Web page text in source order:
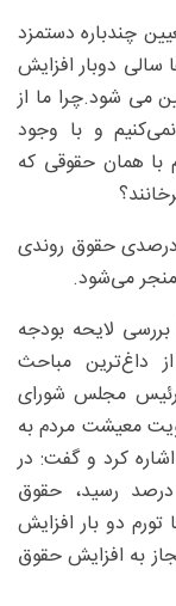
چندباره دستمزد
دوبار افزایش
می شود.چرا ما از
و با وجود
با همان حقوقی که
در شرایط تورم ۵۰ تا ۶۰ درصدی، افزایش ۲۰ درصدی حقوق روندی
می‌شود.
لایحه بودجه
داغ‌ترین مباحث
رئیس مجلس شورای
معیشت مردم به
کرد و گفت: در
برخی کشورهای همسایه که تورم به ۶۵ درصد رسید، حقوق
دو بار افزایش
به افزایش حقوق